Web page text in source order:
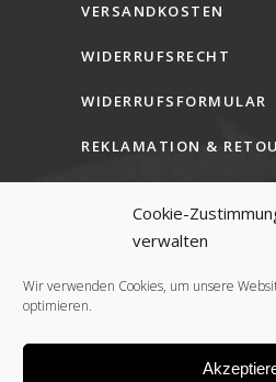
Cookie-
verwalten
Wir verwenden Cookies, um unsere
optimieren.
VERSANDKOSTEN
WIDERRUFSRECHT
WIDERRUFSFORMULAR
REKLAMATION &
AGB (B2B)
COOKIE-RICHTLINIE